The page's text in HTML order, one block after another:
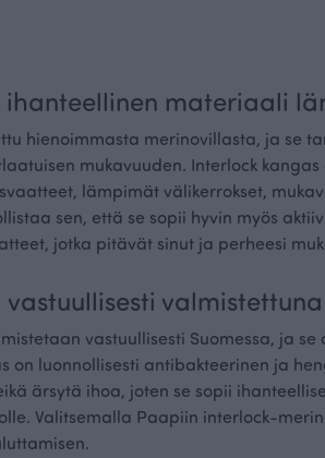
ihanteellinen materiaali
hienoimmasta merinovillasta, ja se
mukavuuden. Interlock
lämpimät välikerrokset,
sen, että se sopii hyvin myös
jotka pitävät sinut ja perheesi
valmistettuna
vastuullisesti Suomessa, ja
on luonnollisesti antibakteerinen ja
ärsytä ihoa, joten se sopii
Valitsemalla Paapiin interlock-